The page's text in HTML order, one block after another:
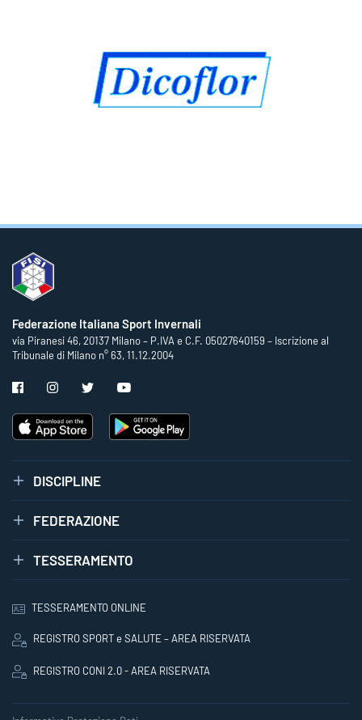
Federazione Italiana Sport Invernali
via Piranesi 46, 20137 Milano – P.IVA e C.F. 05027640159 – Iscrizione al
Tribunale di Milano n° 63, 11.12.2004
DISCIPLINE
FEDERAZIONE
TESSERAMENTO
TESSERAMENTO ONLINE
REGISTRO SPORT e SALUTE – AREA RISERVATA
REGISTRO CONI 2.0 - AREA RISERVATA